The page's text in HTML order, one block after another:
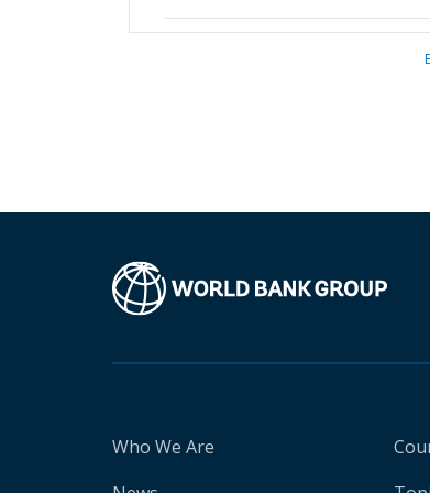
Who We Are